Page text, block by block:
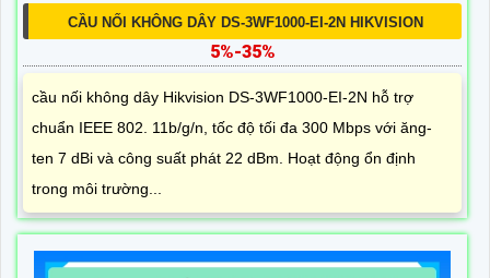
CẦU NỐI KHÔNG DÂY DS-3WF1000-EI-2N HIKVISION
5%-35%
cầu nối không dây Hikvision DS-3WF1000-EI-2N hỗ trợ
chuẩn IEEE 802. 11b/g/n, tốc độ tối đa 300 Mbps với ăng-
ten 7 dBi và công suất phát 22 dBm. Hoạt động ổn định
trong môi trường...